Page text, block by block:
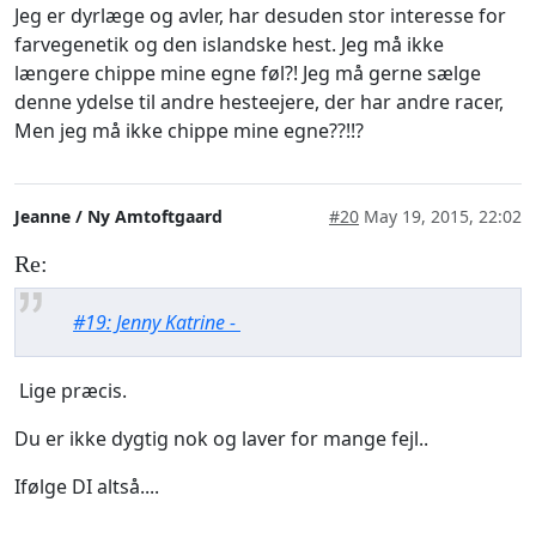
Jeg er dyrlæge og avler, har desuden stor interesse for
farvegenetik og den islandske hest. Jeg må ikke
længere chippe mine egne føl?! Jeg må gerne sælge
denne ydelse til andre hesteejere, der har andre racer,
Men jeg må ikke chippe mine egne??!!?
Jeanne / Ny Amtoftgaard #20 May 19, 2015, 22:02
Re:
#19: Jenny Katrine -
Lige præcis.
Du er ikke dygtig nok og laver for mange fejl..
Ifølge DI altså....